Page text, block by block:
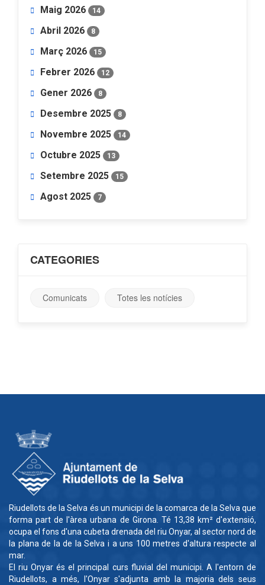
Maig 2026 14
Abril 2026 8
Març 2026 15
Febrer 2026 12
Gener 2026 8
Desembre 2025 8
Novembre 2025 14
Octubre 2025 13
Setembre 2025 15
Agost 2025 7
CATEGORIES
Comunicats Totes les notícies
Riudellots de la Selva és un municipi de la comarca de la Selva que
forma part de l'àrea urbana de Girona. Té 13,38 km² d'extensió,
ocupa el fons d'una cubeta drenada del riu Onyar, al sector nord de
la plana de la de la Selva i a uns 100 metres d'altura respecte al
mar.
El riu Onyar és el principal curs fluvial del municipi. A l'entorn de
Riudellots, a més, l'Onyar s'adjunta amb la majoria dels seus